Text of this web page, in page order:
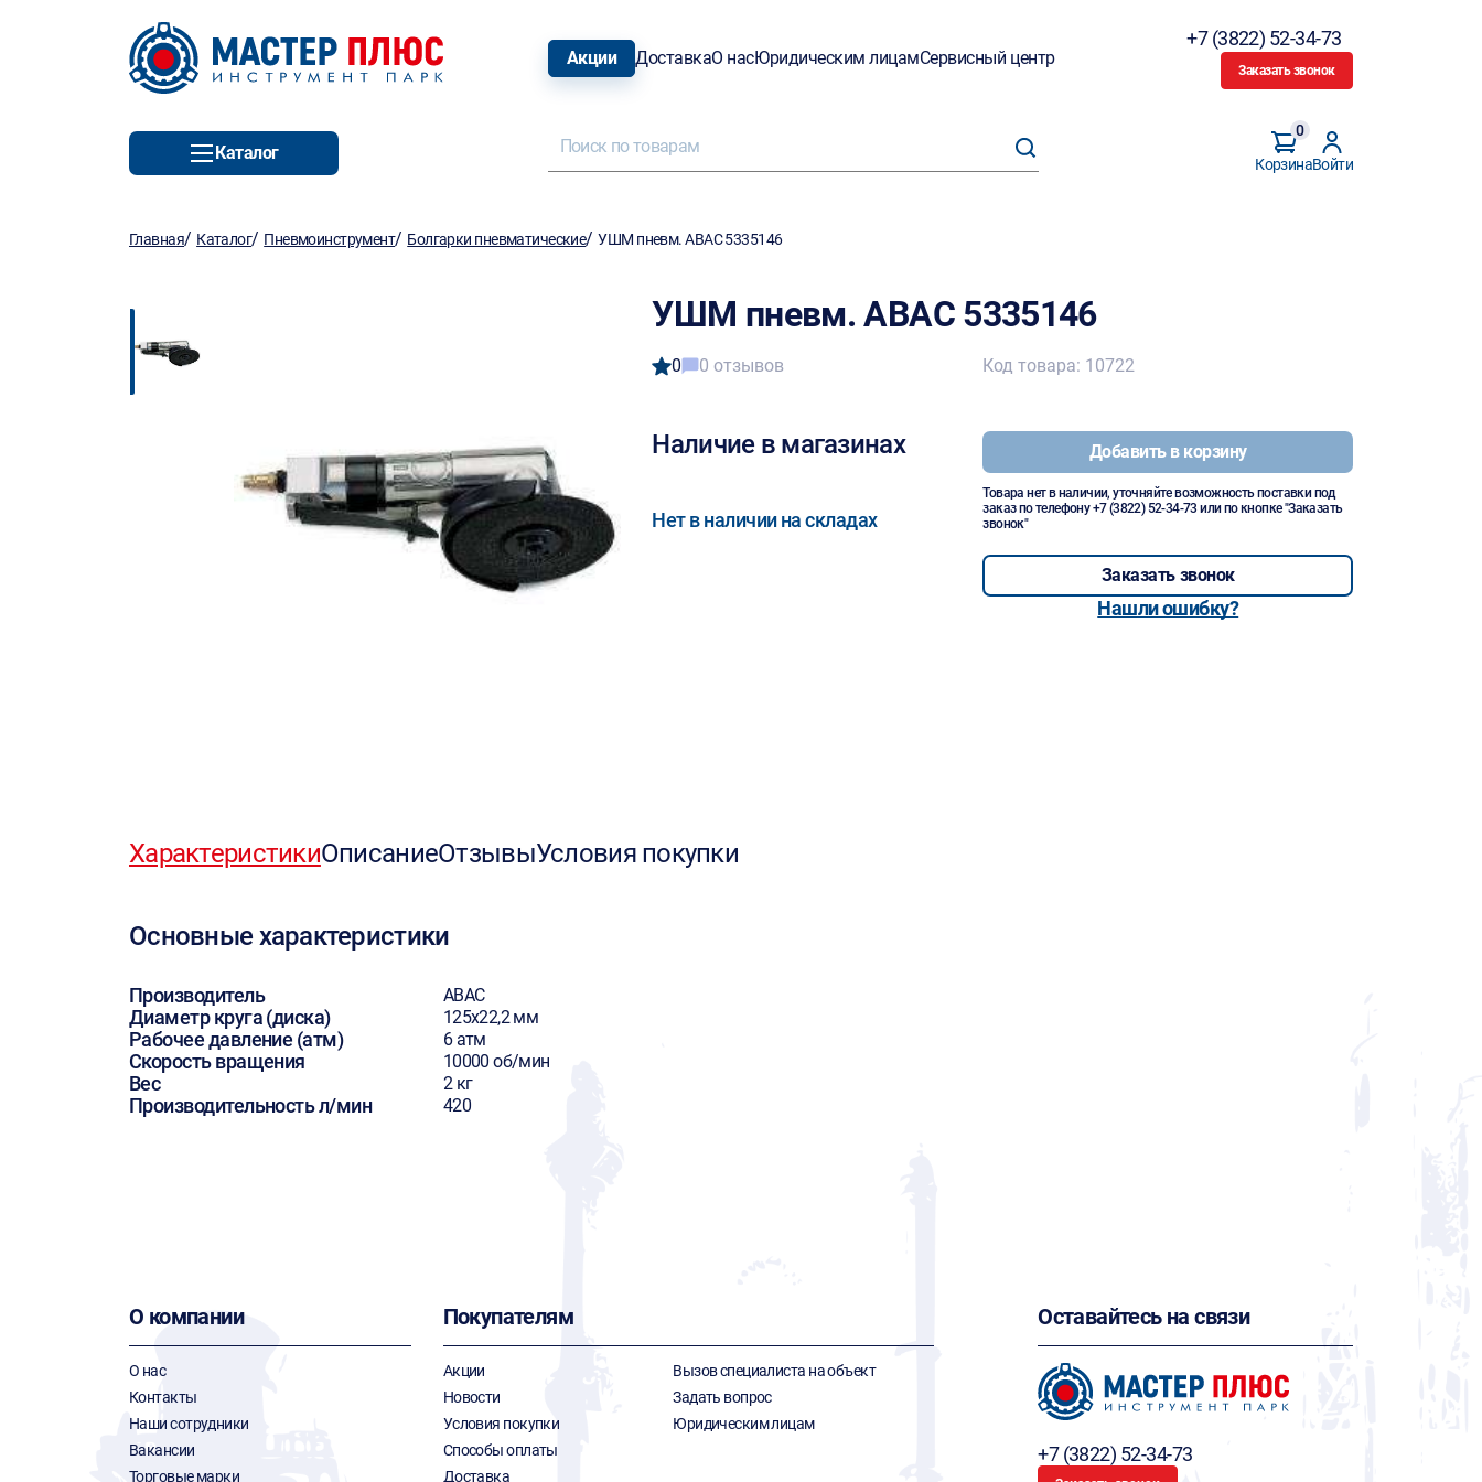
Акции ДоставкаО насЮридическим лицамСервисный центр
+7 (3822) 52-34-73
Заказать звонок
Каталог
Корзина
0
Войти
Главная/ Каталог/ Пневмоинструмент/ Болгарки пневматические/УШМ пневм. ABAC 5335146
УШМ пневм. ABAC 5335146
0 0 отзывов
Наличие в магазинах
Нет в наличии на складах
Код товара: 10722
Добавить в корзину
Товара нет в наличии, уточняйте возможность поставки под
заказ по телефону+7 (3822) 52-34-73 или по кнопке "Заказать
звонок"
Заказать звонок
Нашли ошибку?
ХарактеристикиОписаниеОтзывыУсловия покупки
Основные характеристики
Производитель ABAC
Диаметр круга (диска) 125х22,2 мм
Рабочее давление (атм) 6 атм
Скорость вращения 10000 об/мин
Вес 2 кг
Производительность л/мин 420
О компании
О нас
Контакты
Наши сотрудники
Вакансии
Торговые марки
Покупателям
Акции
Новости
Условия покупки
Способы оплаты
Доставка
Вызов специалиста на объект
Задать вопрос
Юридическим лицам
Оставайтесь на связи
+7 (3822) 52-34-73